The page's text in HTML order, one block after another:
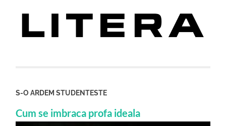
S-O ARDEM STUDENTESTE
Cum se imbraca profa ideala